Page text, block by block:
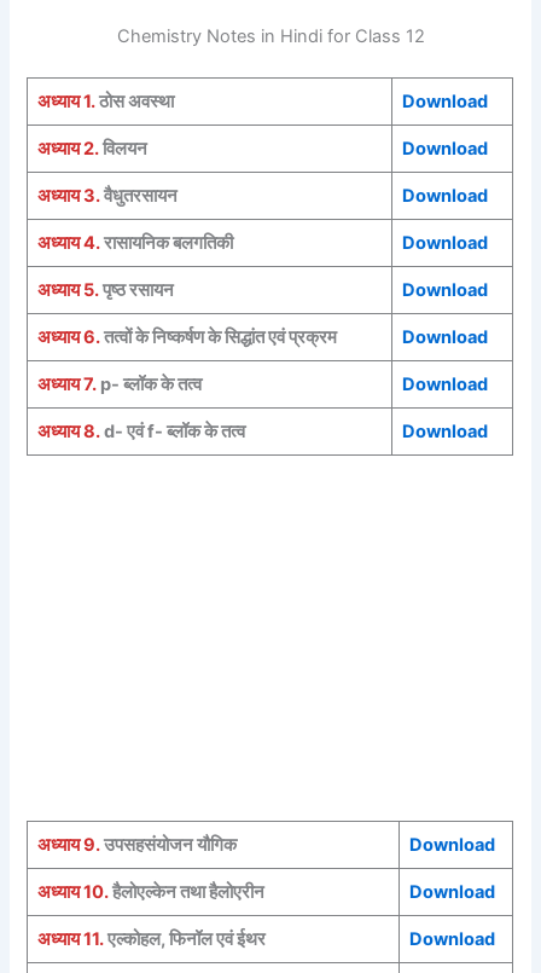
Chemistry Notes in Hindi for Class 12
अध्याय 1.ठोस अवस्था Download
अध्याय 2.विलयन Download
अध्याय 3.वैधुतरसायन Download
अध्याय 4.रासायनिक बलगतिकी Download
अध्याय 5.पृष्ठ रसायन Download
अध्याय 6.तत्वों के निष्कर्षण के सिद्धांत एवं प्रक्रम Download
अध्याय 7.p- ब्लॉक के तत्व Download
अध्याय 8.d- एवं f- ब्लॉक के तत्व Download
अध्याय 9.उपसहसंयोजन यौगिक Download
अध्याय 10.हैलोएल्केन तथा हैलोएरीन Download
अध्याय 11.एल्कोहल, फिनॉल एवं ईथर Download